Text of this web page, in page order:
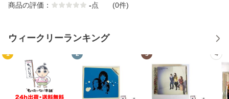
商品の評価： -点 (0件)
ウィークリーランキング
1 2 3 4